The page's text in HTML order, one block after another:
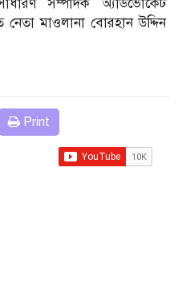
সম্পাদক অ্যাডভোকেট
মাওলানা বোরহান উদ্দিন
Print